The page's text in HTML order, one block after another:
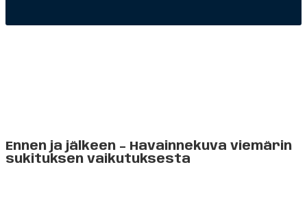
Ennen ja jälkeen – Havainnekuva viemärin
sukituksen vaikutuksesta